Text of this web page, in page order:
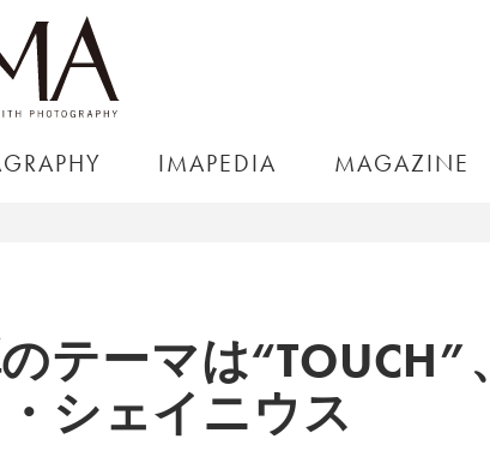
IMAPEDIA MAGAZINE
テーマは“TOUCH”、
シェイニウス